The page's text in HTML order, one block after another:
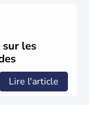
de l'empire
en
par un empereur
dans les années
l'une des 7
les
Lire l'article